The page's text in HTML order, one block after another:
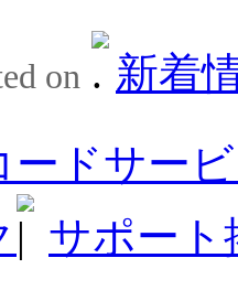
on
新着
ードサー
サポート